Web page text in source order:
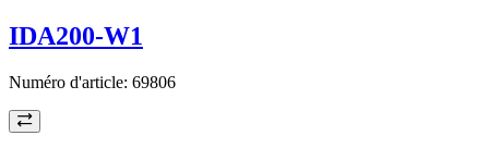
IDA200-W1
Numéro d'article: 69806